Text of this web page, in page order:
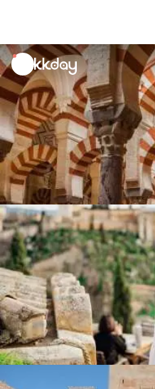
unread
notifications